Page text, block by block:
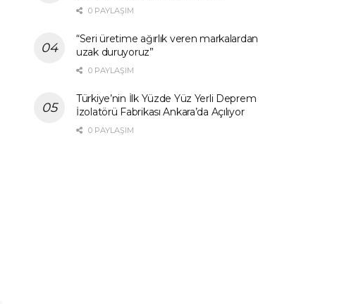
0 PAYLAŞIM
“Seri üretime ağırlık veren markalardan
uzak duruyoruz”
0 PAYLAŞIM
Türkiye’nin İlk Yüzde Yüz Yerli Deprem
İzolatörü Fabrikası Ankara’da Açılıyor
0 PAYLAŞIM